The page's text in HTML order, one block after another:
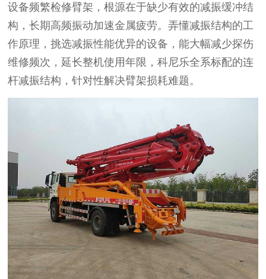
设备频繁检修臂架，根源在于缺少有效的减振缓冲结
构，长期高频振动加速金属疲劳。弄懂减振结构的工
作原理，挑选减振性能优异的设备，能大幅减少探伤
维修频次，延长整机使用年限，科尼乐全系标配的连
杆减振结构，针对性解决臂架损耗难题。